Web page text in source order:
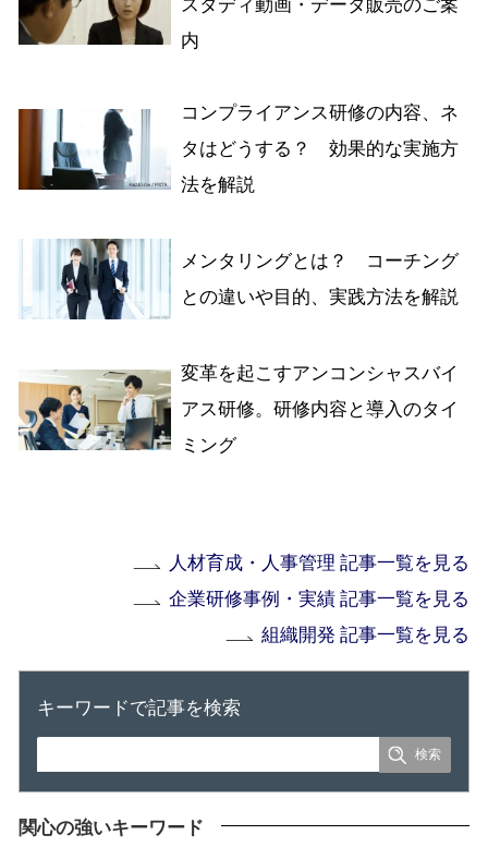
スタディ動画・データ販売のご案
内
コンプライアンス研修の内容、ネ
タはどうする？ 効果的な実施方
法を解説
メンタリングとは？ コーチング
との違いや目的、実践方法を解説
変革を起こすアンコンシャスバイ
アス研修。研修内容と導入のタイ
ミング
人材育成・人事管理 記事一覧を見る
企業研修事例・実績 記事一覧を見る
組織開発 記事一覧を見る
キーワードで記事を検索
関心の強いキーワード